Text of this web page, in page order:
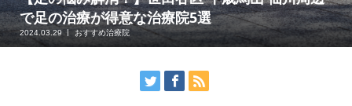
で足の治療が得意な治療院5選
2024.03.29 おすすめ治療院